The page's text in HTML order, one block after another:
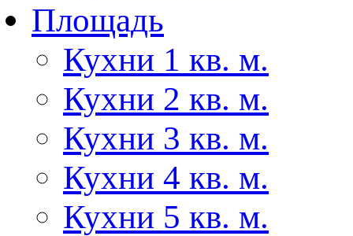
Площадь
Кухни 1 кв. м.
Кухни 2 кв. м.
Кухни 3 кв. м.
Кухни 4 кв. м.
Кухни 5 кв. м.